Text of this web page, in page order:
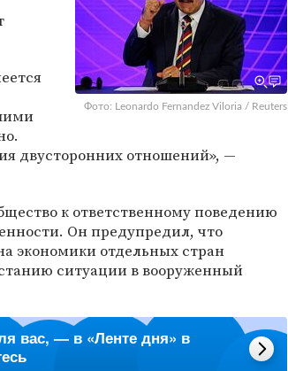
Фото: Leonardo Fernandez Viloria / Reuters
двусторонних отношений», —
к ответственному поведению
Он предупредил, что
экономики отдельных стран
ситуации в вооруженный
вас, — в «Ленте дня» в